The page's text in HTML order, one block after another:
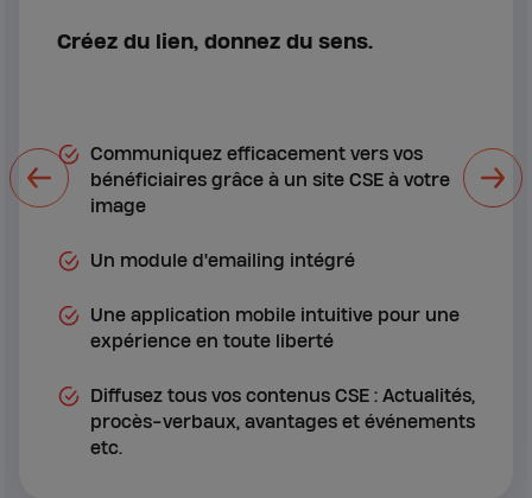
Créez du lien, donnez du sens.
Communiquez efficacement vers vos
bénéficiaires grâce à un site CSE à votre
image
Un module d'emailing intégré
Une application mobile intuitive pour une
expérience en toute liberté
Diffusez tous vos contenus CSE : Actualités,
procès-verbaux, avantages et événements
etc.